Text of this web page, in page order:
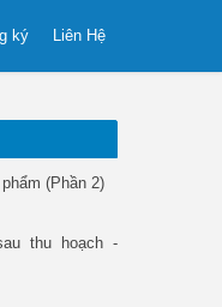
Liên Hệ
ký
(Phần 2)
thu hoạch -